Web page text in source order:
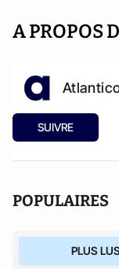
A PROPOS
SUIVRE
POPULAIRES
PLUS